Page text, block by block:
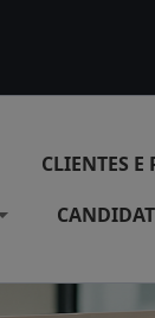
CLIENTES E